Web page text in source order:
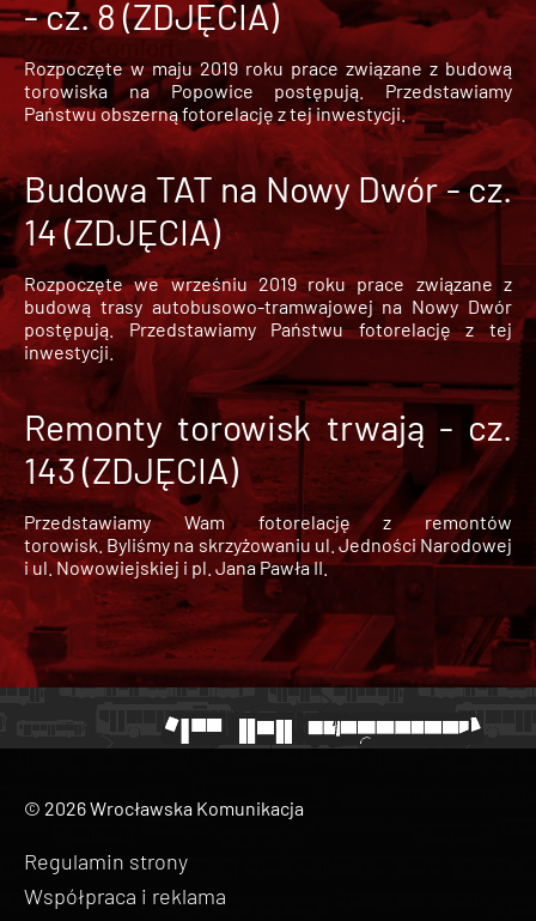
- cz. 8 (ZDJĘCIA)
Rozpoczęte w maju 2019 roku prace związane z budową
torowiska na Popowice
postępują. Przedstawiamy
Państwu obszerną fotorelację z tej inwestycji.
Budowa TAT na Nowy Dwór - cz.
14 (ZDJĘCIA)
Rozpoczęte we wrześniu 2019 roku prace związane z
budową trasy autobusowo-tramwajowej na Nowy Dwór
postępują. Przedstawiamy Państwu fotorelację z tej
inwestycji.
Remonty torowisk trwają - cz.
143 (ZDJĘCIA)
Przedstawiamy Wam fotorelację z remontów
torowisk. Byliśmy na skrzyżowaniu ul. Jedności Narodowej
i ul. Nowowiejskiej i pl. Jana Pawła II.
© 2026 Wrocławska Komunikacja
Regulamin strony
Współpraca i reklama